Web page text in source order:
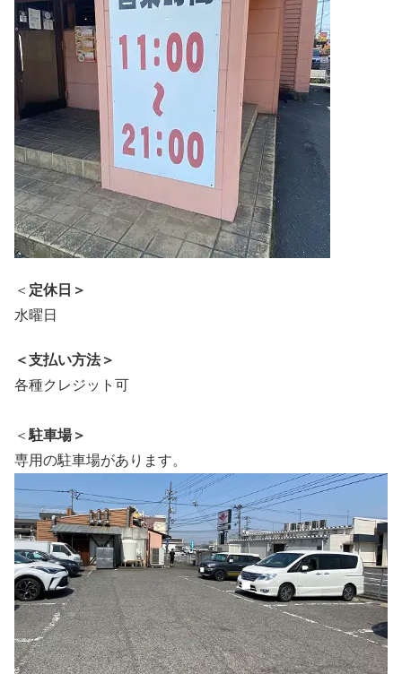
＜ 定休日＞
水曜日
＜支払い方法＞
各種クレジット可
＜ 駐車場＞
専用の駐車場があります。